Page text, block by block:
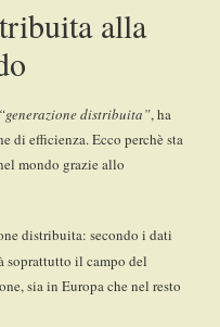
alla
“generazione distribuita”, ha
di efficienza. Ecco perchè sta
mondo grazie allo
distribuita: secondo i dati
soprattutto il campo del
sia in Europa che nel resto